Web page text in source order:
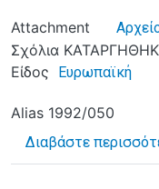
Attachment
Σχόλια
Είδος
Ευρωπαϊκή
Alias 1992/050
Διαβάστε